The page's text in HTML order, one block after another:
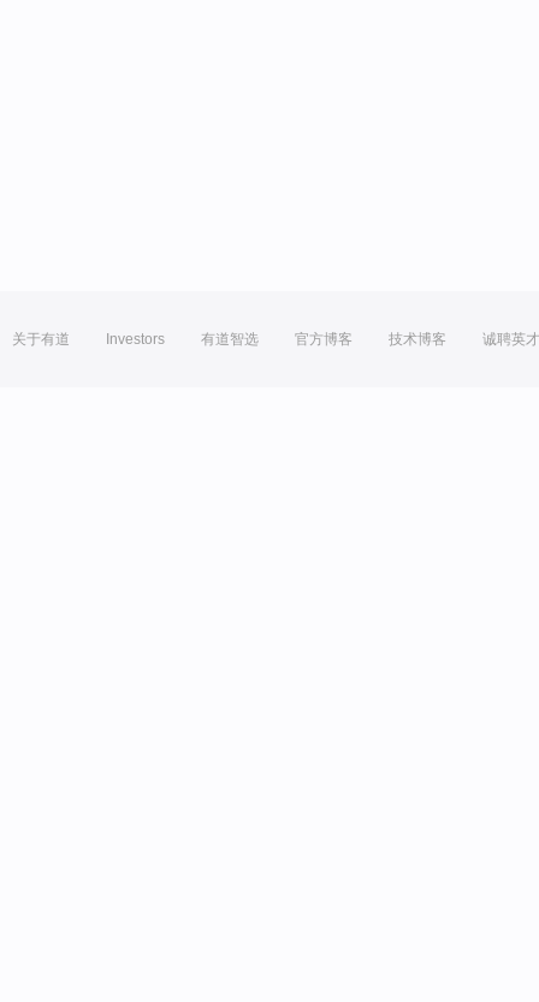
关于有道 Investors 有道智选 官方博客 技术博客 诚聘英才